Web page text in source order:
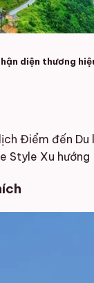
diện thương
Điểm đến Du
Style Xu hướng